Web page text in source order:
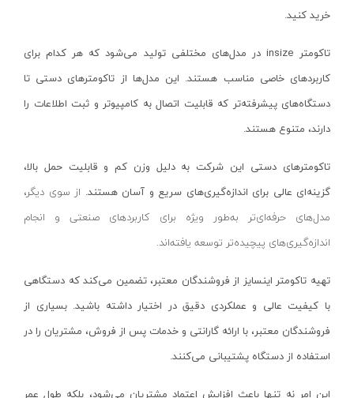
گیج مخروطی
پراپ
نشانگر دیجیتال
لوکس‌متر و نورسنج
دریل چکشی
دریل گیربکسی
دریل سرکج
دریل نمونه برداری
میکسر/همزن
دریل ساده
دریل و پایه مگنت
دریل ستونی
دینا-DINA
آبتین-ABTIN
پارس شعاع توس-pars shua tus
مسترتولز-MASTER TOOLS
اچ تی-HT
راکفورت-ROCKFORT
اینکو- INGCO
الیومک-oleo mac
لانتاپ-launtop
الفا-OLFA
ای پی ان-APN
سوزوکی-suzuki
خرید کنید.
تاکومتر insize در مدل‌های مختلفی تولید می‌شود که هر کدام برای
کاربردهای خاصی مناسب هستند. این مدل‌ها از تاکومترهای دستی تا
دستگاه‌های پیشرفته‌تر که قابلیت اتصال به کامپیوتر و ثبت اطلاعات را
دارند، متنوع هستند.
تاکومترهای دستی این شرکت به دلیل وزن کم و قابلیت حمل بالا،
گزینه‌ای عالی برای اندازه‌گیری‌های سریع و آسان هستند. از سوی دیگر،
مدل‌های حرفه‌ای‌تر به‌طور ویژه برای کاربردهای صنعتی و انجام
اندازه‌گیری‌های پیچیده‌تر توسعه یافته‌اند.
تهیه تاکومتر اینسایز از فروشندگان معتبر، تضمین می‌کند که دستگاهی
با کیفیت عالی و عملکردی دقیق در اختیار داشته باشید. بسیاری از
فروشندگان معتبر، با ارائه گارانتی و خدمات پس از فروش، مشتریان را در
استفاده از دستگاه پشتیبانی می‌کنند.
این امر نه تنها باعث افزایش اعتماد مشتریان می‌شود، بلکه طول عمر